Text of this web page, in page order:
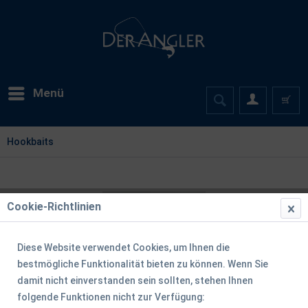
Menü
Hookbaits
Cookie-Richtlinien
Diese Website verwendet Cookies, um Ihnen die
bestmögliche Funktionalität bieten zu können. Wenn Sie
damit nicht einverstanden sein sollten, stehen Ihnen
folgende Funktionen nicht zur Verfügung: